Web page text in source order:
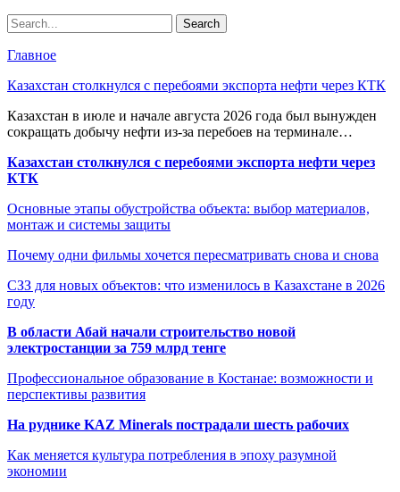
Главное
Казахстан столкнулся с перебоями экспорта нефти через КТК
Казахстан в июле и начале августа 2026 года был вынужден
сокращать добычу нефти из-за перебоев на терминале…
Казахстан столкнулся с перебоями экспорта нефти через
КТК
Основные этапы обустройства объекта: выбор материалов,
монтаж и системы защиты
Почему одни фильмы хочется пересматривать снова и снова
СЗЗ для новых объектов: что изменилось в Казахстане в 2026
году
В области Абай начали строительство новой
электростанции за 759 млрд тенге
Профессиональное образование в Костанае: возможности и
перспективы развития
На руднике KAZ Minerals пострадали шесть рабочих
Как меняется культура потребления в эпоху разумной
экономии